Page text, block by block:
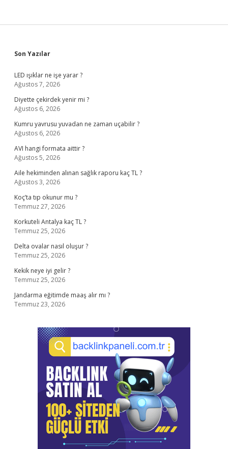
Sidebar
Son Yazılar
LED ışıklar ne işe yarar ?
Ağustos 7, 2026
Diyette çekirdek yenir mi ?
Ağustos 6, 2026
Kumru yavrusu yuvadan ne zaman uçabilir ?
Ağustos 6, 2026
AVI hangi formata aittir ?
Ağustos 5, 2026
Aile hekiminden alınan sağlık raporu kaç TL ?
Ağustos 3, 2026
Koç’ta tıp okunur mu ?
Temmuz 27, 2026
Korkuteli Antalya kaç TL ?
Temmuz 25, 2026
Delta ovalar nasıl oluşur ?
Temmuz 25, 2026
Kekik neye iyi gelir ?
Temmuz 25, 2026
Jandarma eğitimde maaş alır mı ?
Temmuz 23, 2026